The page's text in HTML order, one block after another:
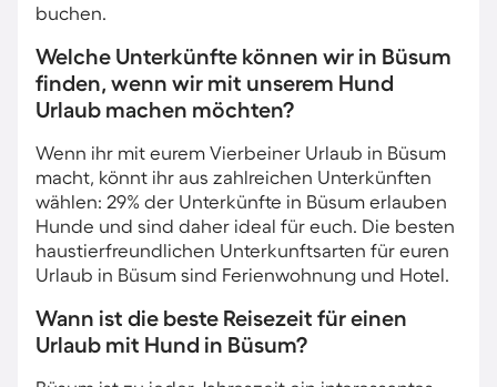
buchen.
Welche Unterkünfte können wir in Büsum
finden, wenn wir mit unserem Hund
Urlaub machen möchten?
Wenn ihr mit eurem Vierbeiner Urlaub in Büsum
macht, könnt ihr aus zahlreichen Unterkünften
wählen: 29% der Unterkünfte in Büsum erlauben
Hunde und sind daher ideal für euch. Die besten
haustierfreundlichen Unterkunftsarten für euren
Urlaub in Büsum sind Ferienwohnung und Hotel.
Wann ist die beste Reisezeit für einen
Urlaub mit Hund in Büsum?